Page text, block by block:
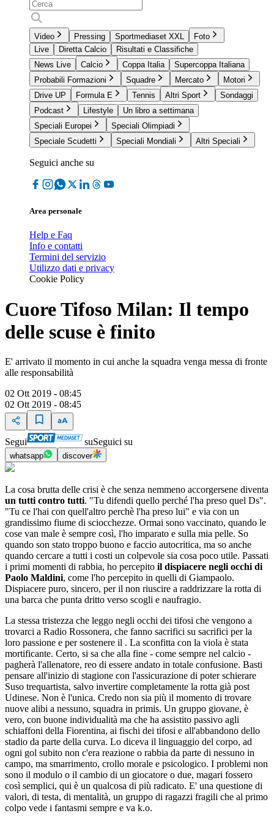
Video Pressing Sportmediaset XXL
Foto
Live
Diretta Calcio
Risultati e Classifiche
News Live
Calcio Coppa Italia
Supercoppa Italiana
Probabili Formazioni
Squadre Mercato
Motori
Drive UP
Formula E Tennis Altri Sport
Sondaggi
Podcast
Lifestyle
Un libro a settimana
Speciali Europei
Speciali Olimpiadi
Speciale Scudetti
Speciali Mondiali Altri Speciali
Seguici anche su
Area personale
Help e Faq
Info e contatti
Termini del servizio
Utilizzo dati e privacy
Cookie Policy
Cuore Tifoso Milan: Il tempo
delle scuse è finito
E' arrivato il momento in cui anche la squadra venga messa di fronte
alle responsabilità
02 Ott 2019 - 08:45
02 Ott 2019 - 08:45
Segui suSeguici su
whatsapp discover
La cosa brutta delle crisi è che senza nemmeno accorgersene diventa
un tutti contro tutti. "Tu difendi quello perché l'ha preso quel Ds".
"Tu ce l'hai con quell'altro perchè l'ha preso lui" e via con un
grandissimo fiume di sciocchezze. Ormai sono vaccinato, quando le
cose van male è sempre così, l'ho imparato e sulla mia pelle. So
quando son stato troppo buono e faccio autocritica, ma so anche
quando cercare a tutti i costi un colpevole sia cosa poco utile. Passati
i primi momenti di rabbia, ho percepito il dispiacere negli occhi di
Paolo Maldini, come l'ho percepito in quelli di Giampaolo.
Dispiacere puro, sincero, per il non riuscire a raddrizzare la rotta di
una barca che punta dritto verso scogli e naufragio.
La stessa tristezza che leggo negli occhi dei tifosi che vengono a
trovarci a Radio Rossonera, che fanno sacrifici su sacrifici per la
loro passione e per sostenere il . La sconfitta con la viola è stata
mortificante. Certo, si sa che alla fine - come sempre nel calcio -
pagherà l'allenatore, reo di essere andato in totale confusione. Basti
pensare all'inizio di stagione con l'assicurazione di poter schierare
Suso trequartista, salvo invertire completamente la rotta già post
Udinese. Non è l'unica. Credo non sia più il momento di trovare
nuove alibi a nessuno, squadra in primis. Un gruppo giovane, è
vero, con buone individualità ma che ha assistito passivo agli
schiaffoni della Fiorentina, ai fischi dei tifosi e all'abbandono dello
stadio da parte della curva. Lo diceva il linguaggio del corpo, ad
ogni gol subito non c'era reazione o rabbia da parte di nessuno in
campo, ma smarrimento, crollo morale e psicologico. I problemi non
sono il modulo o il cambio di un giocatore o due, magari fossero
così semplici, qui è un qualcosa di più radicato. E' una questione di
valori, di testa, di mentalità, un gruppo di ragazzi fragili che al primo
colpo vede i fantasmi sempre e va k.o.